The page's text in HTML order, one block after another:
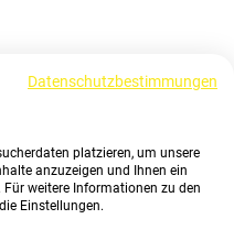
Datenschutzbestimmungen
platzieren, um unsere
anzuzeigen und Ihnen ein
weitere Informationen zu den
Einstellungen.